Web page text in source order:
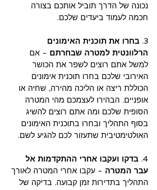
נכונה של הדרך תוביל אותכם בצורה
חכמה לעמוד ביעדים שלכם.
3. בחרו את תוכנית האימונים
הרלוונטית למטרה שבחרתם - אם
למשל אתם רוצים לשפר את הכושר
האירובי שלכם בחרו תוכנית אימונים
הכוללת ריצה או הליכה מהירה, שחיה או
אופניים. הבהירו לעצמכם מהי המטרה
הסופית שלכם ומה אתם רוצים להשיג
בסוף התהליך ובחרו בתוכנית האימונים
האולטימטיבית שתעזור לכם להגיע לשם.
4. בדקו ועקבו אחרי ההתקדמות אל
עבר המטרה - עקבו אחרי המטרה לאורך
התהליך בתדירות זמן קבועה. בדיקה של